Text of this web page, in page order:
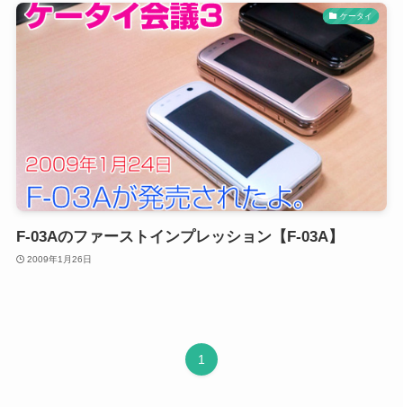
ケータイ
F-03Aのファーストインプレッション【F-03A】
2009年1月26日
1